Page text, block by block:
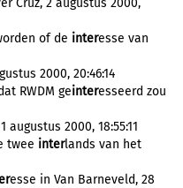
Cruz, 2 augustus 2000,
of de interesse van
2000, 20:46:14
RWDM geinteresseerd zou
2000, 18:55:11
twee interlands van het
esse in Van Barneveld, 28